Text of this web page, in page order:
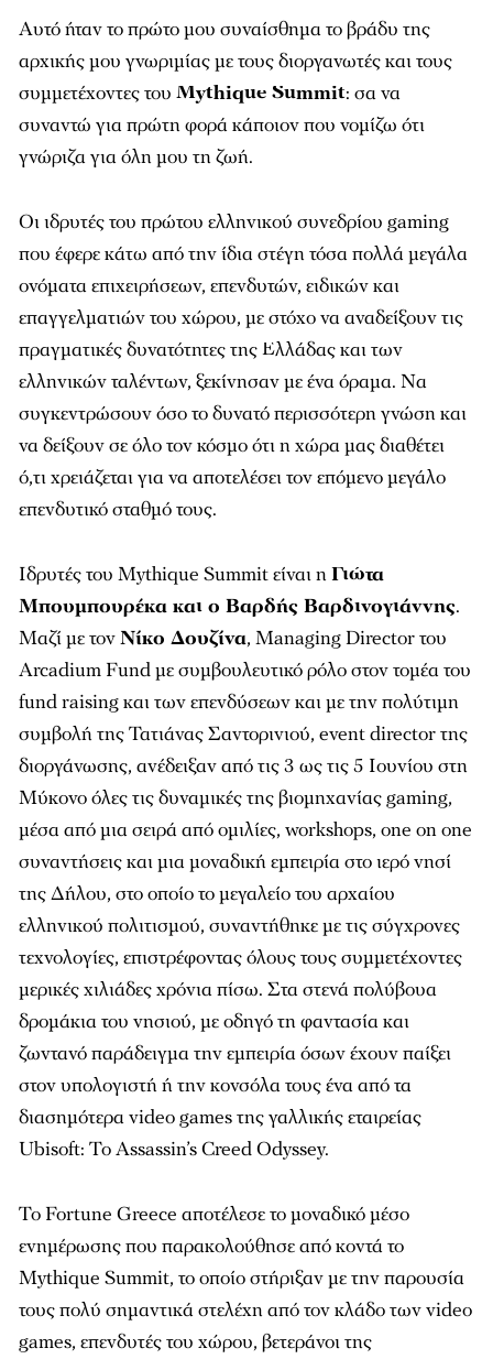
Αυτό ήταν το πρώτο μου συναίσθημα το βράδυ της
αρχικής μου γνωριμίας με τους διοργανωτές και τους
συμμετέχοντες του Mythique Summit: σα να
συναντώ για πρώτη φορά κάποιον που νομίζω ότι
γνώριζα για όλη μου τη ζωή.
Οι ιδρυτές του πρώτου ελληνικού συνεδρίου gaming
που έφερε κάτω από την ίδια στέγη τόσα πολλά μεγάλα
ονόματα επιχειρήσεων, επενδυτών, ειδικών και
επαγγελματιών του χώρου, με στόχο να αναδείξουν τις
πραγματικές δυνατότητες της Ελλάδας και των
ελληνικών ταλέντων, ξεκίνησαν με ένα όραμα. Να
συγκεντρώσουν όσο το δυνατό περισσότερη γνώση και
να δείξουν σε όλο τον κόσμο ότι η χώρα μας διαθέτει
ό,τι χρειάζεται για να αποτελέσει τον επόμενο μεγάλο
επενδυτικό σταθμό τους.
Ιδρυτές του Mythique Summit είναι ηΓιώτα
Μπουμπουρέκα και ο Βαρδής Βαρδινογιάννης.
Μαζί με τονΝίκο Δουζίνα, Managing Director του
Arcadium Fund με συμβουλευτικό ρόλο στον τομέα του
fund raising και των επενδύσεων και με την πολύτιμη
συμβολή της Τατιάνας Σαντορινιού, event director της
διοργάνωσης, ανέδειξαν από τις 3 ως τις 5 Ιουνίου στη
Μύκονο όλες τις δυναμικές της βιομηχανίας gaming,
μέσα από μια σειρά από ομιλίες, workshops, one on one
συναντήσεις και μια μοναδική εμπειρία στο ιερό νησί
της Δήλου, στο οποίο το μεγαλείο του αρχαίου
ελληνικού πολιτισμού, συναντήθηκε με τις σύγχρονες
τεχνολογίες, επιστρέφοντας όλους τους συμμετέχοντες
μερικές χιλιάδες χρόνια πίσω. Στα στενά πολύβουα
δρομάκια του νησιού, με οδηγό τη φαντασία και
ζωντανό παράδειγμα την εμπειρία όσων έχουν παίξει
στον υπολογιστή ή την κονσόλα τους ένα από τα
διασημότερα video games της γαλλικής εταιρείας
Ubisoft: Το Assassin’s Creed Odyssey.
Το Fortune Greece αποτέλεσε το μοναδικό μέσο
ενημέρωσης που παρακολούθησε από κοντά το
Mythique Summit, το οποίο στήριξαν με την παρουσία
τους πολύ σημαντικά στελέχη από τον κλάδο των video
games, επενδυτές του χώρου, βετεράνοι της